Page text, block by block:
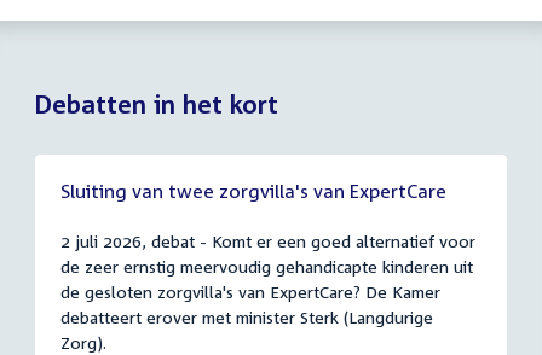
Debatten in het kort
Sluiting van twee zorgvilla's van ExpertCare
2 juli 2026, debat - Komt er een goed alternatief voor
de zeer ernstig meervoudig gehandicapte kinderen uit
de gesloten zorgvilla's van ExpertCare? De Kamer
debatteert erover met minister Sterk (Langdurige
Zorg).